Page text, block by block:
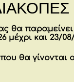
θα παραμείνει
μέχρι και 23/
θα γίνονται